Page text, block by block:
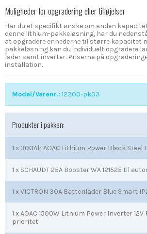
Muligheder for opgradering eller tilføjelser
Har du et specifikt ønske om anden
denne lithium-pakkeløsning, har du
at opgradere enhederne til større kapacitet
pakkeløsning kan du individuelt opgradere
lader samt inverter. Priserne på
installation.
Model/Varenr.: 12300-pk03
Produkter i pakken:
1 x 300Ah AOAC Lithium Power Black Steel
1 x SCHAUDT 25A Booster WA 121525 til
1 xVICTRON 30A Batterilader Blue Smart
1 xAOAC 1500W Lithium Power Inverter 12V
prioritet